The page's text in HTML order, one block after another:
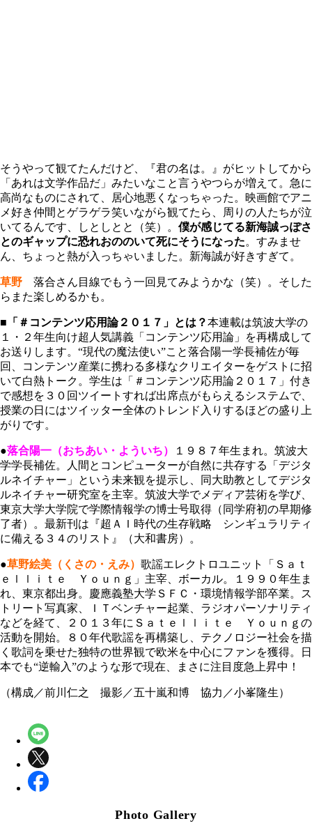
そうやって観てたんだけど、『君の名は。』がヒットしてから
「あれは文学作品だ」みたいなこと言うやつらが増えて。急に
高尚なものにされて、居心地悪くなっちゃった。映画館でアニ
メ好き仲間とゲラゲラ笑いながら観てたら、周りの人たちが泣
いてるんです、しとしとと（笑）。 僕が感じてる新海誠っぽさ
とのギャップに恐れおののいて死にそうになった。すみませ
ん、ちょっと熱が入っちゃいました。新海誠が好きすぎて。
草野 落合さん目線でもう一回見てみようかな（笑）。そした
らまた楽しめるかも。
■「＃コンテンツ応用論２０１７」とは？本連載は筑波大学の
１・２年生向け超人気講義「コンテンツ応用論」を再構成して
お送りします。“現代の魔法使い”こと落合陽一学長補佐が毎
回、コンテンツ産業に携わる多様なクリエイターをゲストに招
いて白熱トーク。学生は「＃コンテンツ応用論２０１７」付き
で感想を３０回ツイートすれば出席点がもらえるシステムで、
授業の日にはツイッター全体のトレンド入りするほどの盛り上
がりです。
●落合陽一（おちあい・よういち）
１９８７年生まれ。筑波大
学学長補佐。人間とコンピューターが自然に共存する「デジタ
ルネイチャー」という未来観を提示し、同大助教としてデジタ
ルネイチャー研究室を主宰。筑波大学でメディア芸術を学び、
東京大学大学院で学際情報学の博士号取得（同学府初の早期修
了者）。最新刊は『超ＡＩ時代の生存戦略 シンギュラリティ
に備える３４のリスト』（大和書房）。
●草野絵美（くさの・えみ） 歌謡エレクトロユニット「Ｓａｔ
ｅｌｌｉｔｅ Ｙｏｕｎｇ」主宰、ボーカル。１９９０年生ま
れ、東京都出身。慶應義塾大学ＳＦＣ・環境情報学部卒業。ス
トリート写真家、ＩＴベンチャー起業、ラジオパーソナリティ
などを経て、２０１３年にＳａｔｅｌｌｉｔｅ Ｙｏｕｎｇの
活動を開始。８０年代歌謡を再構築し、テクノロジー社会を描
く歌詞を乗せた独特の世界観で欧米を中心にファンを獲得。日
本でも“逆輸入”のような形で現在、まさに注目度急上昇中！
（構成／前川仁之 撮影／五十嵐和博 協力／小峯隆生）
Photo Gallery